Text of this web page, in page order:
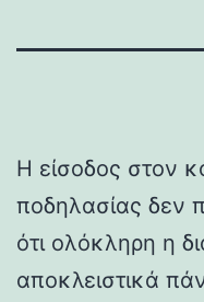
Η είσοδος στον
ποδηλασίας δεν
ότι ολόκληρη η
αποκλειστικά